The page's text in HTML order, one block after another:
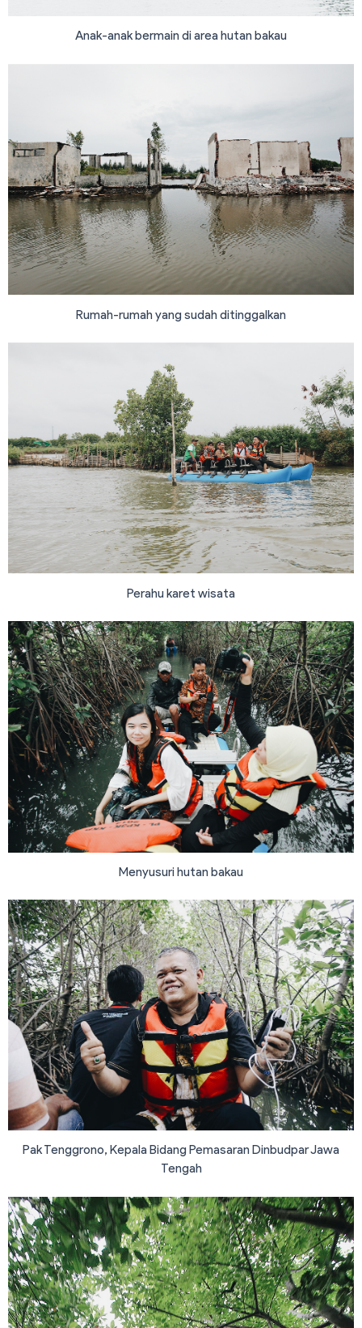
Anak-anak bermain di area hutan bakau
Rumah-rumah yang sudah ditinggalkan
Perahu karet wisata
Menyusuri hutan bakau
Pak Tenggrono, Kepala Bidang Pemasaran Dinbudpar Jawa
Tengah